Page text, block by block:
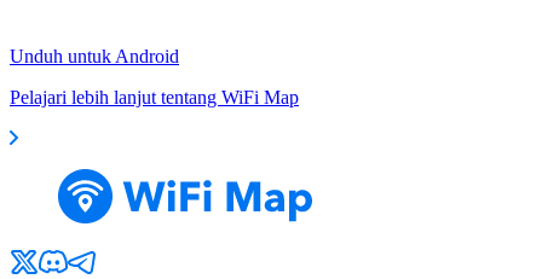
Unduh untuk Android
Pelajari lebih lanjut tentang WiFi Map